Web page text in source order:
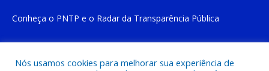
Conheça o PNTP e o Radar da Transparência Pública
Nós usamos cookies para melhorar sua experiência de